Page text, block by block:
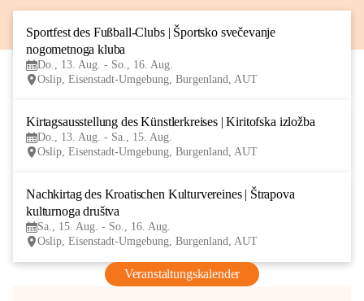
Sportfest des Fußball-Clubs | Športsko svečevanje
nogometnoga kluba
Do., 13. Aug. - So., 16. Aug.
Oslip, Eisenstadt-Umgebung, Burgenland, AUT
Kirtagsausstellung des Künstlerkreises | Kiritofska izložba
Do., 13. Aug. - Sa., 15. Aug.
Oslip, Eisenstadt-Umgebung, Burgenland, AUT
Nachkirtag des Kroatischen Kulturvereines | Štrapova
kulturnoga društva
Sa., 15. Aug. - So., 16. Aug.
Oslip, Eisenstadt-Umgebung, Burgenland, AUT
Veranstaltungskalender